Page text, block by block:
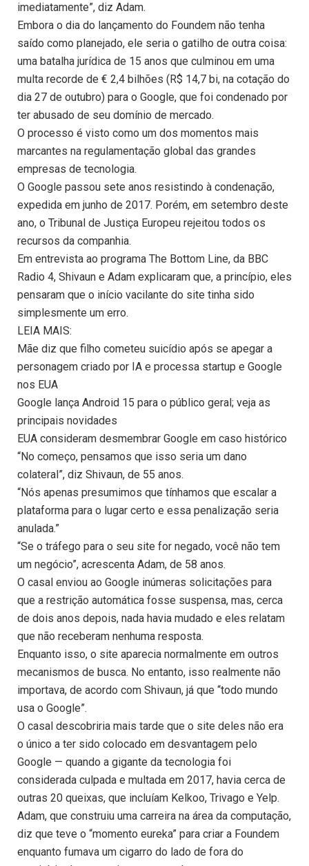
imediatamente”, diz Adam.
Embora o dia do lançamento do Foundem não tenha
saído como planejado, ele seria o gatilho de outra coisa:
uma batalha jurídica de 15 anos que culminou em uma
multa recorde de € 2,4 bilhões (R$ 14,7 bi, na cotação do
dia 27 de outubro) para o Google, que foi condenado por
ter abusado de seu domínio de mercado.
O processo é visto como um dos momentos mais
marcantes na regulamentação global das grandes
empresas de tecnologia.
O Google passou sete anos resistindo à condenação,
expedida em junho de 2017. Porém, em setembro deste
ano, o Tribunal de Justiça Europeu rejeitou todos os
recursos da companhia.
Em entrevista ao programa The Bottom Line, da BBC
Radio 4, Shivaun e Adam explicaram que, a princípio, eles
pensaram que o início vacilante do site tinha sido
simplesmente um erro.
LEIA MAIS:
Mãe diz que filho cometeu suicídio após se apegar a
personagem criado por IA e processa startup e Google
nos EUA
Google lança Android 15 para o público geral; veja as
principais novidades
EUA consideram desmembrar Google em caso histórico
“No começo, pensamos que isso seria um dano
colateral”, diz Shivaun, de 55 anos.
“Nós apenas presumimos que tínhamos que escalar a
plataforma para o lugar certo e essa penalização seria
anulada.”
“Se o tráfego para o seu site for negado, você não tem
um negócio”, acrescenta Adam, de 58 anos.
O casal enviou ao Google inúmeras solicitações para
que a restrição automática fosse suspensa, mas, cerca
de dois anos depois, nada havia mudado e eles relatam
que não receberam nenhuma resposta.
Enquanto isso, o site aparecia normalmente em outros
mecanismos de busca. No entanto, isso realmente não
importava, de acordo com Shivaun, já que “todo mundo
usa o Google”.
O casal descobriria mais tarde que o site deles não era
o único a ter sido colocado em desvantagem pelo
Google — quando a gigante da tecnologia foi
considerada culpada e multada em 2017, havia cerca de
outras 20 queixas, que incluíam Kelkoo, Trivago e Yelp.
Adam, que construiu uma carreira na área da computação,
diz que teve o “momento eureka” para criar a Foundem
enquanto fumava um cigarro do lado de fora do